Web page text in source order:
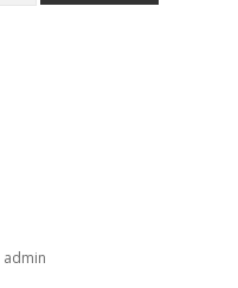
admin